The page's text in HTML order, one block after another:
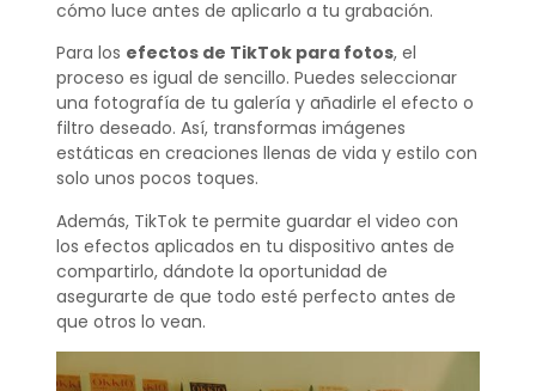
cómo luce antes de aplicarlo a tu grabación.
Para los efectos de TikTok para fotos, el
proceso es igual de sencillo. Puedes seleccionar
una fotografía de tu galería y añadirle el efecto o
filtro deseado. Así, transformas imágenes
estáticas en creaciones llenas de vida y estilo con
solo unos pocos toques.
Además, TikTok te permite guardar el video con
los efectos aplicados en tu dispositivo antes de
compartirlo, dándote la oportunidad de
asegurarte de que todo esté perfecto antes de
que otros lo vean.